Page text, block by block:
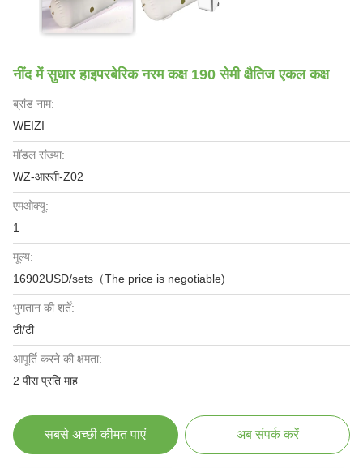
नींद में सुधार हाइपरबेरिक नरम कक्ष 190 सेमी क्षैतिज एकल कक्ष
ब्रांड नाम:
WEIZI
मॉडल संख्या:
WZ-आरसी-Z02
एमओक्यू:
1
मूल्य:
16902USD/sets（The price is negotiable)
भुगतान की शर्तें:
टी/टी
आपूर्ति करने की क्षमता:
2 पीस प्रति माह
सबसे अच्छी कीमत पाएं अब संपर्क करें